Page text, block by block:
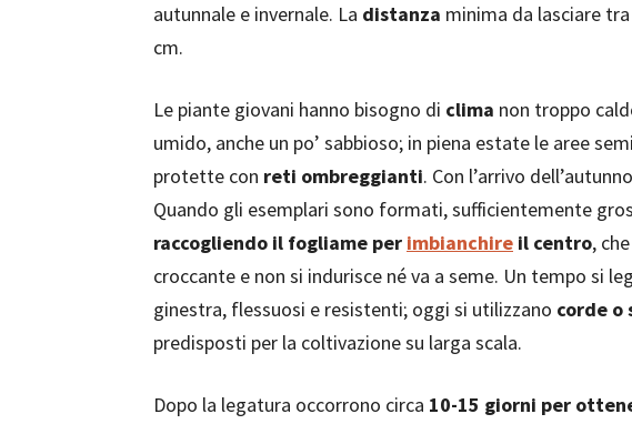
autunnale e invernale. La distanza minima da lasciare
cm.
Le piante giovani hanno bisogno di clima non troppo
umido, anche un po’ sabbioso; in piena estate le aree
protette con reti ombreggianti. Con l’arrivo
Quando gli esemplari sono formati, sufficientemente
raccogliendo il fogliame per imbianchire il centro,
croccante e non si indurisce né va a seme. Un tempo si
ginestra, flessuosi e resistenti; oggi si utilizzano corde o
predisposti per la coltivazione su larga scala.
Dopo la legatura occorrono circa 10-15 giorni per